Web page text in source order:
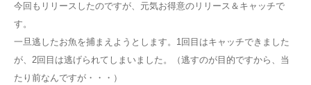
今回もリリースしたのですが、元気お得意のリリース＆キャッチで
す。
一旦逃したお魚を捕まえようとします。1回目はキャッチできました
が、2回目は逃げられてしまいました。（逃すのが目的ですから、当
たり前なんですが・・・）